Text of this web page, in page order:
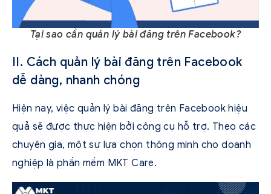
Tại sao cần quản lý bài đăng trên Facebook?
II. Cách quản lý bài đăng trên Facebook
dễ dàng, nhanh chóng
Hiện nay, việc quản lý bài đăng trên Facebook hiệu
quả sẽ được thực hiện bởi công cụ hỗ trợ. Theo các
chuyên gia, một sự lựa chọn thông minh cho doanh
nghiệp là phần mềm MKT Care.